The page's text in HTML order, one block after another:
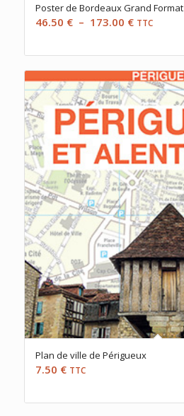
Poster de Bordeaux Grand Format
46.50 € – 173.00 €Plage
prix :
46.50 €
à
173.00 €
TTC
Plan de ville de Périgueux
7.50 € TTC